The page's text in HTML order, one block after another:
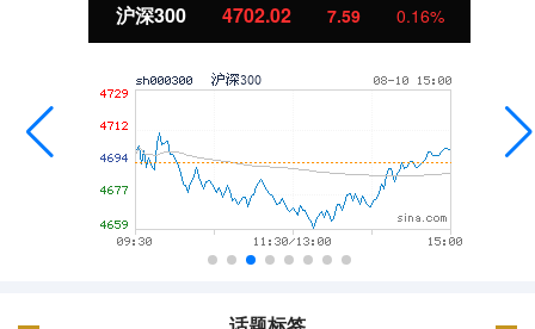
沪深300 4702.02 7.59 0.16%